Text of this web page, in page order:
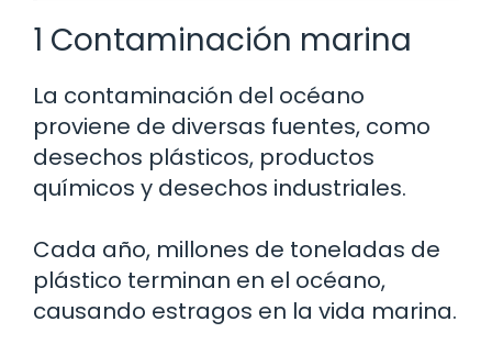
1 Contaminación marina
La contaminación del océano
proviene de diversas fuentes, como
desechos plásticos, productos
químicos y desechos industriales.
Cada año, millones de toneladas de
plástico terminan en el océano,
causando estragos en la vida marina.